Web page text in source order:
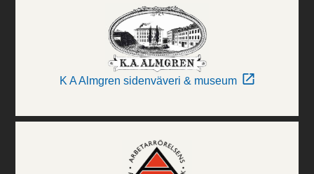
K A Almgren sidenväveri & museum